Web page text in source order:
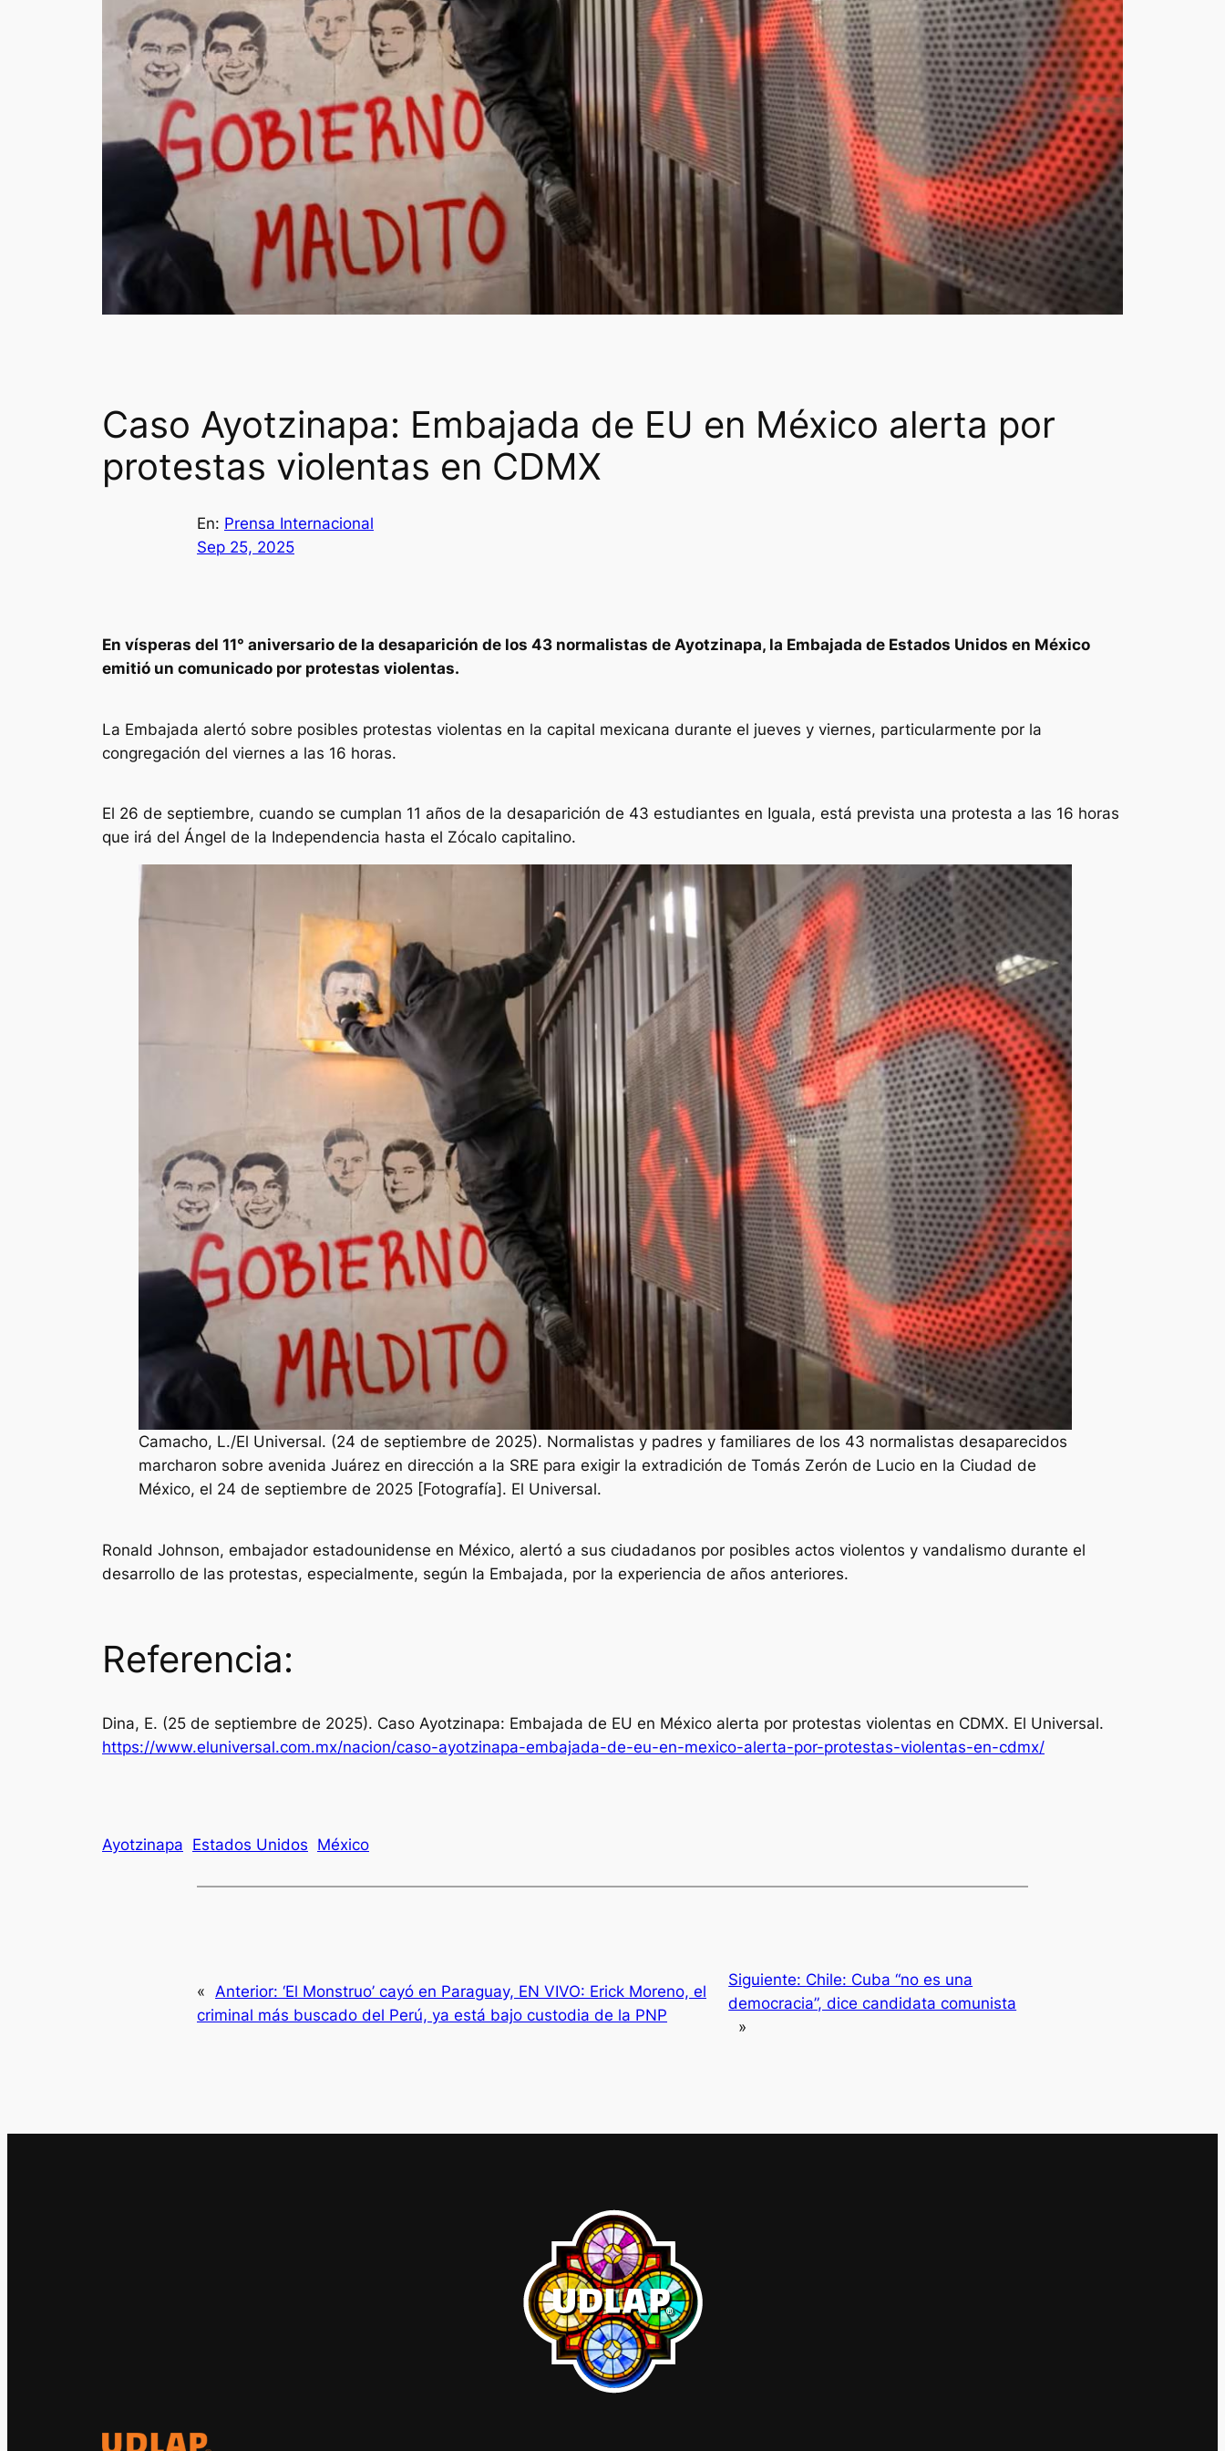
Caso Ayotzinapa: Embajada de EU en México alerta por
protestas violentas en CDMX
En: Prensa Internacional
Sep 25, 2025
En vísperas del 11° aniversario de la desaparición de los 43 normalistas de Ayotzinapa, la Embajada de Estados Unidos en México
emitió un comunicado por protestas violentas.
La Embajada alertó sobre posibles protestas violentas en la capital mexicana durante el jueves y viernes, particularmente por la
congregación del viernes a las 16 horas.
El 26 de septiembre, cuando se cumplan 11 años de la desaparición de 43 estudiantes en Iguala, está prevista una protesta a las 16 horas
que irá del Ángel de la Independencia hasta el Zócalo capitalino.
Camacho, L./El Universal. (24 de septiembre de 2025). Normalistas y padres y familiares de los 43 normalistas desaparecidos
marcharon sobre avenida Juárez en dirección a la SRE para exigir la extradición de Tomás Zerón de Lucio en la Ciudad de
México, el 24 de septiembre de 2025 [Fotografía]. El Universal.
Ronald Johnson, embajador estadounidense en México, alertó a sus ciudadanos por posibles actos violentos y vandalismo durante el
desarrollo de las protestas, especialmente, según la Embajada, por la experiencia de años anteriores.
Referencia:
Dina, E. (25 de septiembre de 2025). Caso Ayotzinapa: Embajada de EU en México alerta por protestas violentas en CDMX. El Universal.
https://www.eluniversal.com.mx/nacion/caso-ayotzinapa-embajada-de-eu-en-mexico-alerta-por-protestas-violentas-en-cdmx/
Ayotzinapa Estados Unidos México
« Anterior: ‘El Monstruo’ cayó en Paraguay, EN VIVO: Erick Moreno, el
criminal más buscado del Perú, ya está bajo custodia de la PNP
Siguiente: Chile: Cuba “no es una
democracia”, dice candidata comunista
»